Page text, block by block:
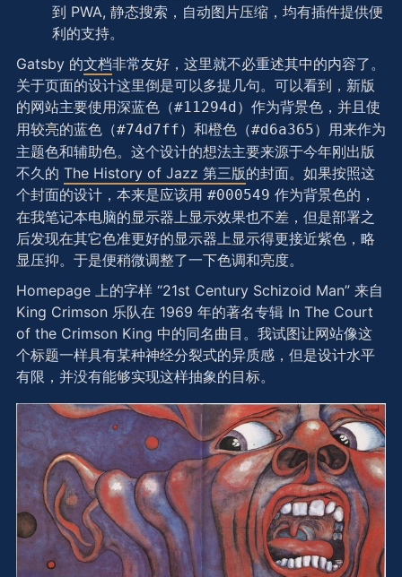
到 PWA, 静态搜索，自动图片压缩，均有插件提供便
利的支持。
Gatsby 的文档非常友好，这里就不必重述其中的内容了。
关于页面的设计这里倒是可以多提几句。可以看到，新版
的网站主要使用深蓝色（#11294d）作为背景色，并且使
用较亮的蓝色（#74d7ff）和橙色（#d6a365）用来作为
主题色和辅助色。这个设计的想法主要来源于今年刚出版
不久的 The History of Jazz 第三版的封面。如果按照这
个封面的设计，本来是应该用 #000549 作为背景色的，
在我笔记本电脑的显示器上显示效果也不差，但是部署之
后发现在其它色准更好的显示器上显示得更接近紫色，略
显压抑。于是便稍微调整了一下色调和亮度。
Homepage 上的字样 “21st Century Schizoid Man” 来自
King Crimson 乐队在 1969 年的著名专辑 In The Court
of the Crimson King 中的同名曲目。我试图让网站像这
个标题一样具有某种神经分裂式的异质感，但是设计水平
有限，并没有能够实现这样抽象的目标。